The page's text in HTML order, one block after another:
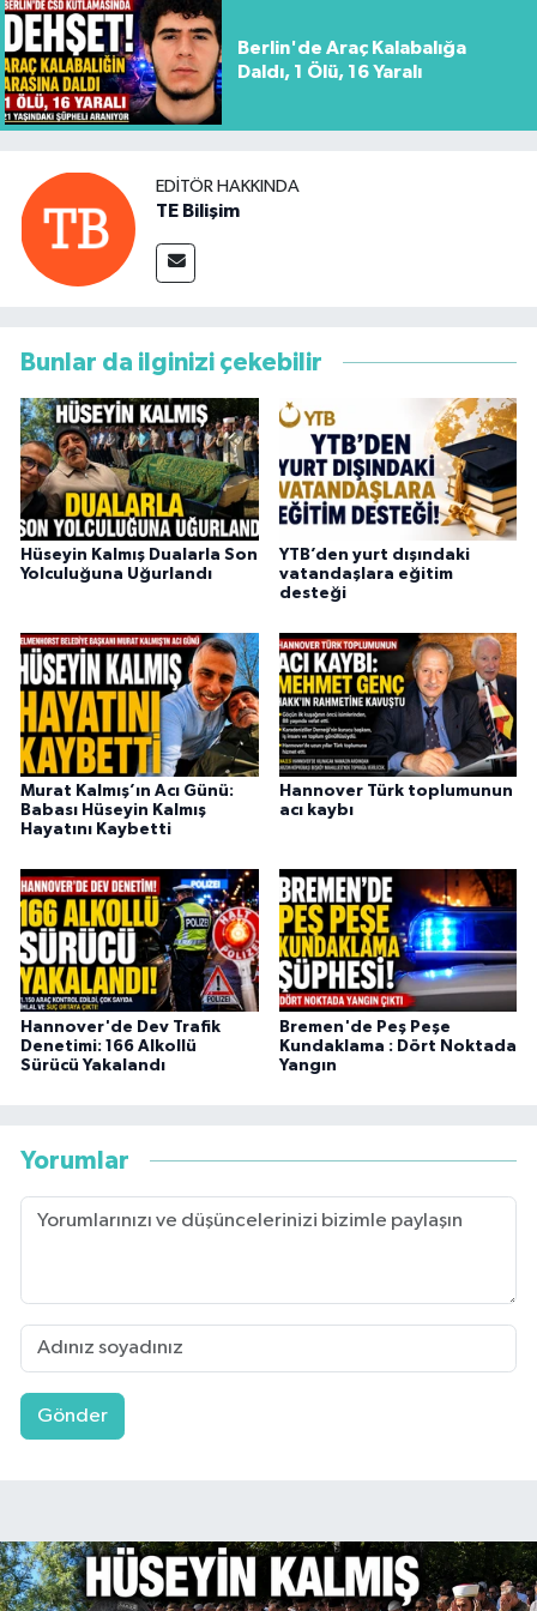
Berlin'de Araç Kalabalığa
Daldı, 1 Ölü, 16 Yaralı
EDITÖR HAKKINDA
TE Bilişim
Bunlar da ilginizi çekebilir
Hüseyin Kalmış Dualarla Son
Yolculuğuna Uğurlandı
YTB’den yurt dışındaki
vatandaşlara eğitim
desteği
Murat Kalmış’ın Acı Günü:
Babası Hüseyin Kalmış
Hayatını Kaybetti
Hannover Türk toplumunun
acı kaybı
Hannover'de Dev Trafik
Denetimi: 166 Alkollü
Sürücü Yakalandı
Bremen'de Peş Peşe
Kundaklama : Dört Noktada
Yangın
Yorumlar
Gönder